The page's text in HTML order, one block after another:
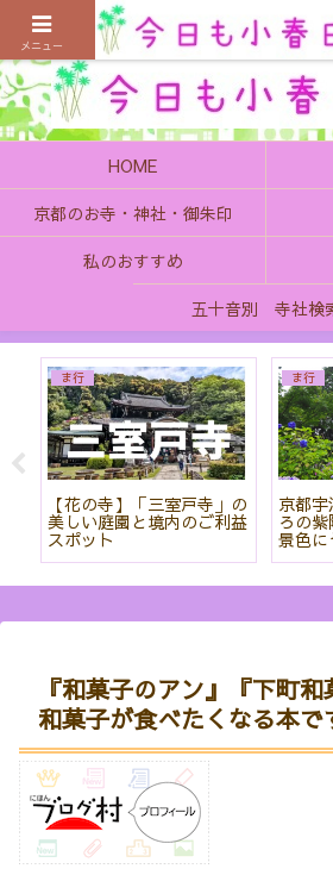
京都の町で歴史を楽しむ、そんなゆったり
HOME
京都のお寺・神社・御朱印
私のおすすめ
五十音別 寺社検
ま行
【花の寺】「三室戸寺」の
美しい庭園と境内のご利益
スポット
ま行
京都
ろの
景色に
『和菓子のアン』『下町
和菓子が食べたくなる本で
メニュー